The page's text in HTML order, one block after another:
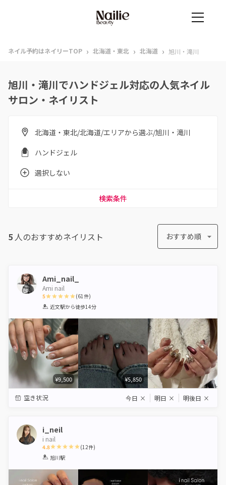
ネイル予約はネイリーTOP › 北海道・東北 › 北海道 › 旭川・滝川
旭川・滝川でハンドジェル対応の人気ネイル
サロン・ネイリスト
北海道・東北/北海道/エリアから選ぶ/旭川・滝川
ハンドジェル
選択しない
検索条件
5 人のおすすめネイリスト おすすめ順
Ami_nail_
Ami nail
5
1 2 3 4 5
(61件)
近文駅から徒歩14分
¥9,500 ¥5,850
空き状況 今日 × 明日 × 明後日 ×
i_neil
i nail
4.8
1 2 3
(12件)
旭川駅